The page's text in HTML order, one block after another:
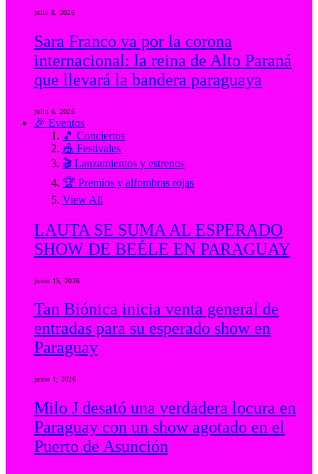
julio 8, 2026
Sara Franco va por la corona
internacional: la reina de Alto Paraná
que llevará la bandera paraguaya
julio 6, 2026
🎉 Eventos
🎵 Conciertos
🎪 Festivales
🎬 Lanzamientos y estrenos
🏆 Premios y alfombras rojas
View All
LAUTA SE SUMA AL ESPERADO
SHOW DE BEÉLE EN PARAGUAY
junio 15, 2026
Tan Biónica inicia venta general de
entradas para su esperado show en
Paraguay
junio 1, 2026
Milo J desató una verdadera locura en
Paraguay con un show agotado en el
Puerto de Asunción